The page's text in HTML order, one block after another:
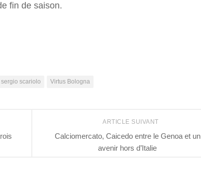
fin de saison.
sergio scariolo Virtus Bologna
ARTICLE SUIVANT
Calciomercato, Caicedo entre le Genoa et un
avenir hors d’Italie